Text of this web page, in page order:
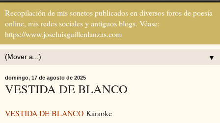
Recopilación de mis sonetos publicados en diversos foros de poesía
online, mis redes sociales y antiguos blogs. Véase:
https://www.joseluisguillenlanzas.com
▼
domingo, 17 de agosto de 2025
VESTIDA DE BLANCO
VESTIDA DE BLANCO Karaoke